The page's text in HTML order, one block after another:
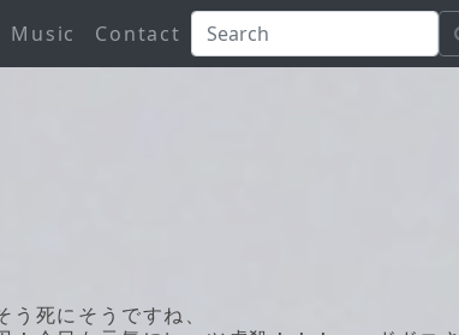
Music Contact
死にそうですね、